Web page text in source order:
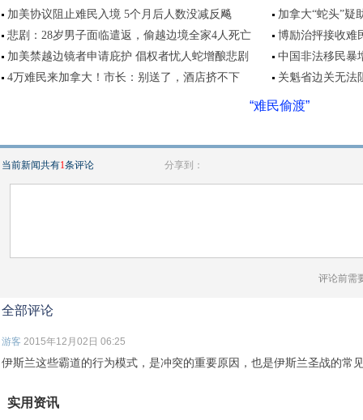
加美协议阻止难民入境 5个月后人数没减反飚
加拿大“蛇头”疑
悲剧：28岁男子面临遣返，偷越边境全家4人死亡
博励治抨接收难
加美禁越边镜者申请庇护 倡权者忧人蛇增酿悲剧
中国非法移民暴
4万难民来加拿大！市长：别送了，酒店挤不下
关魁省边关无法
“难民偷渡”
当前新闻共有1条评论 分享到：
评论前需
全部评论
游客 2015年12月02日 06:25
伊斯兰这些霸道的行为模式，是冲突的重要原因，也是伊斯兰圣战的常
实用资讯